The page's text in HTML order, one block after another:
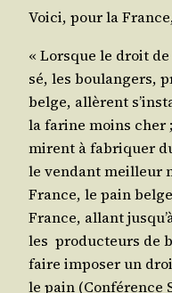
Voi­ci, pour la
« Lorsque le droit
sé, les bou­lan­gers,
belge, allèrent
la farine moins cher
mirent à fabri­quer
le ven­dant meilleur
France, le pain
France, allant
les pro­duc­teurs de
faire impo­ser un
le pain (Confé­rence